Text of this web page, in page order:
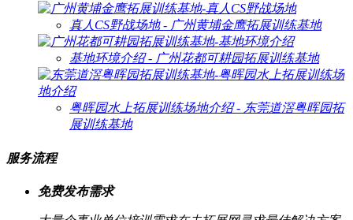
真人CS野战场地 - 广州黄埔金鹰拓展训练基地
基地环境介绍 - 广州花都可耕园拓展训练基地
粤晖园水上拓展训练场地介绍 - 东莞道滘粤晖园拓
展训练基地
服务流程
免费发布需求